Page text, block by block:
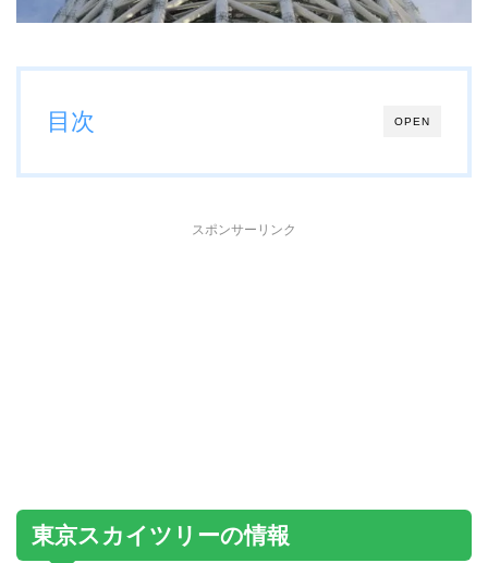
OPEN
目次
スポンサーリンク
東京スカイツリーの情報